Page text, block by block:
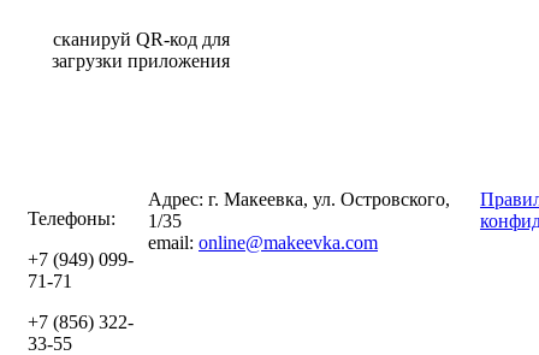
сканируй QR-код для
загрузки приложения
Телефоны:
+7 (949) 099-
71-71
+7 (856) 322-
33-55
Адрес: г. Макеевка, ул. Островского,
1/35
email: online@makeevka.com